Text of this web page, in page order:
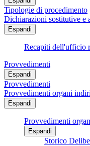
Tipologie di procedimento
Dichiarazioni sostitutive e
Espandi
Recapiti dell'ufficio
Provvedimenti
Espandi
Provvedimenti
Provvedimenti organi
Espandi
Provvedimenti
Espandi
Storico